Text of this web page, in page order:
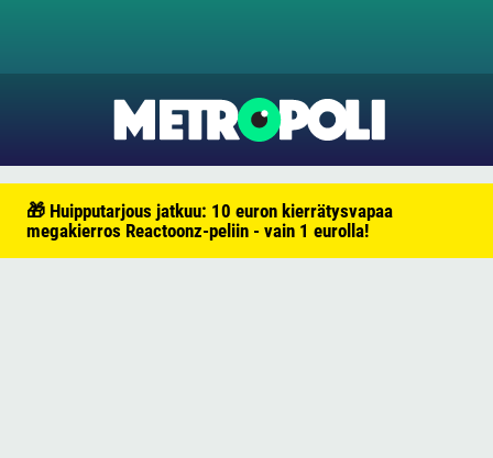
🎁 Huipputarjous jatkuu: 10 euron kierrätysvapaa
megakierros Reactoonz-peliin - vain 1 eurolla!